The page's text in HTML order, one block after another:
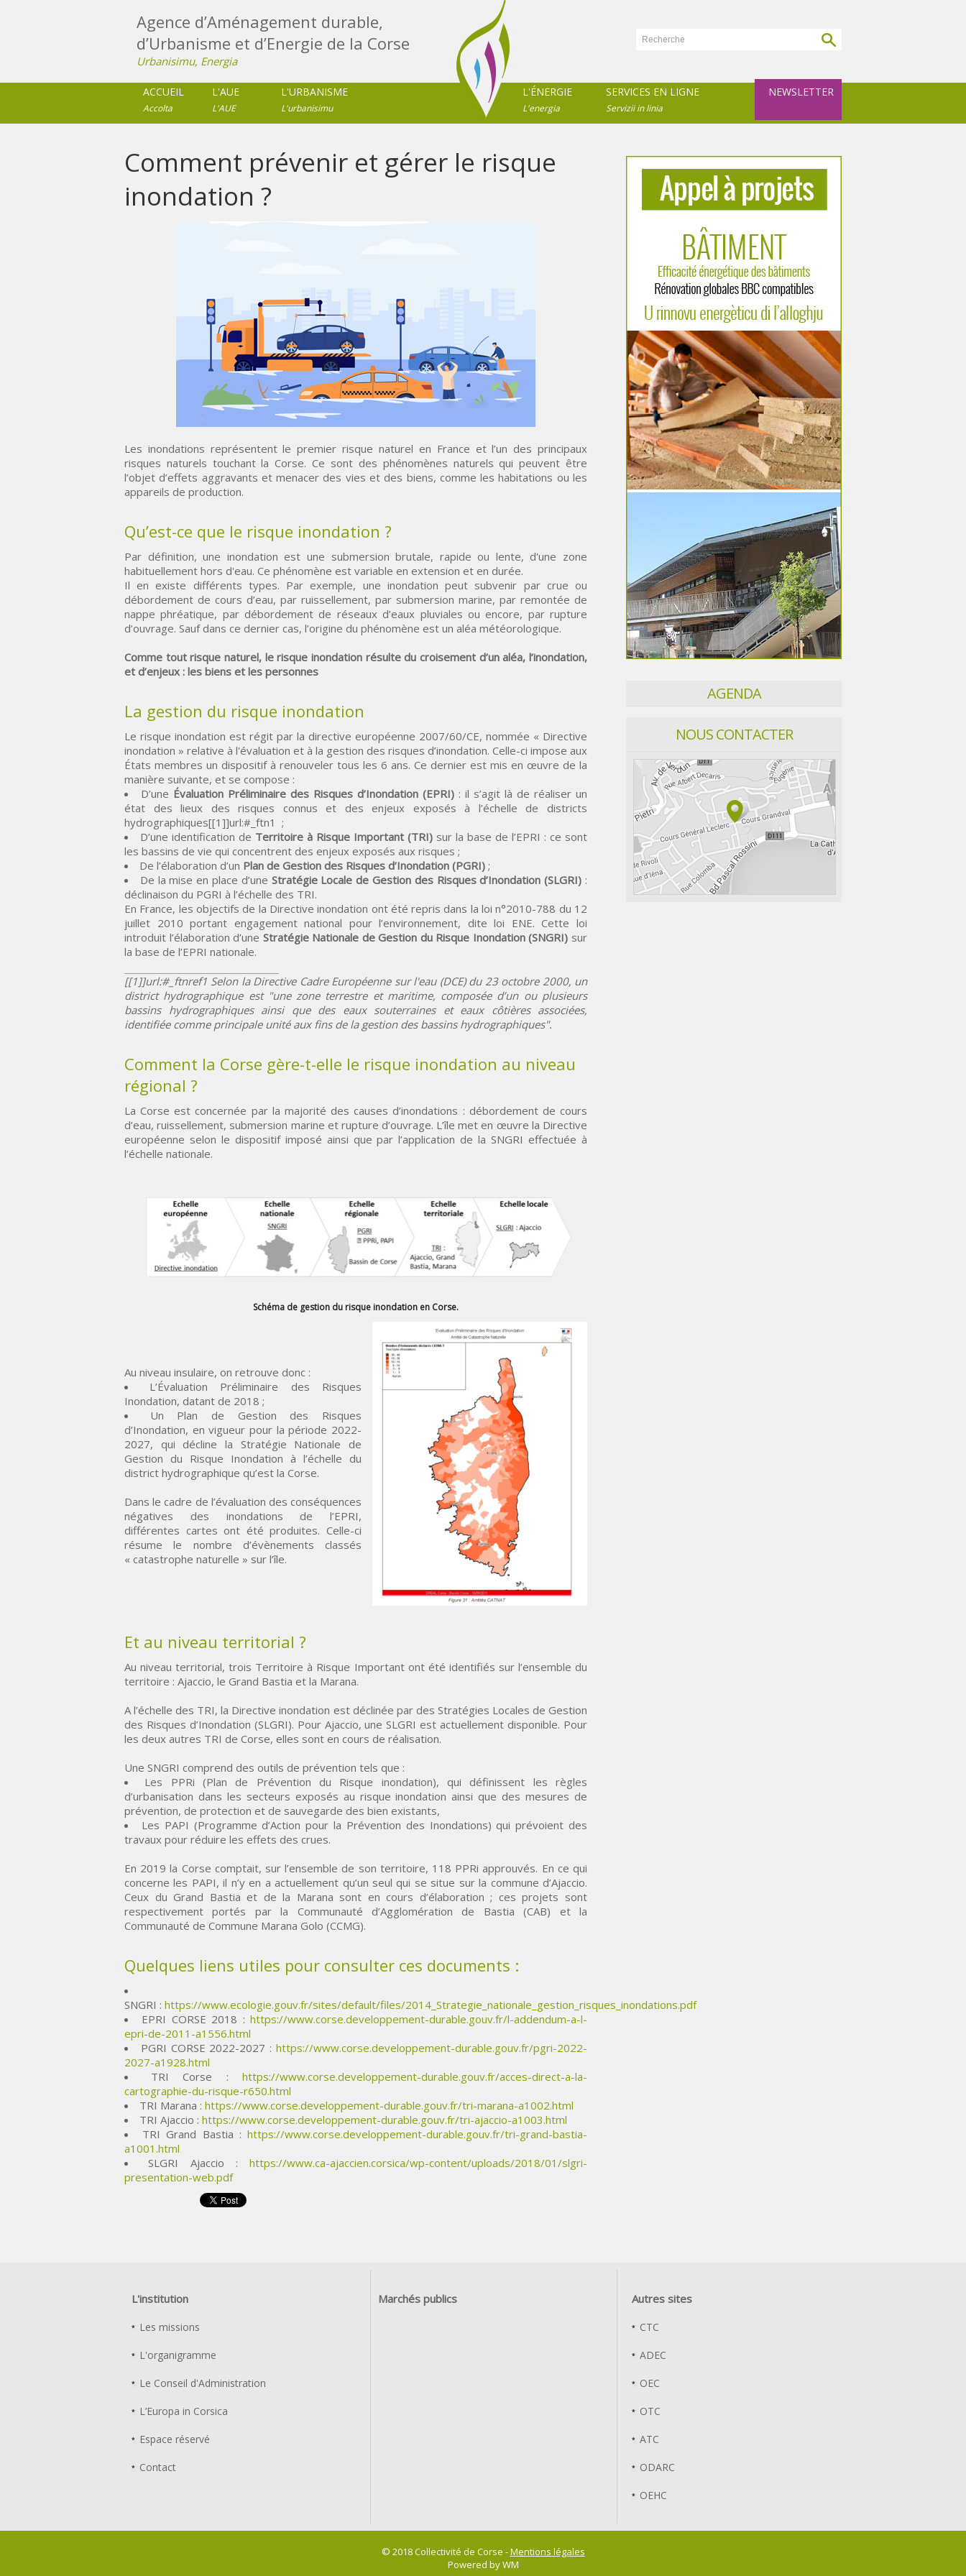
Agence d’Aménagement durable,
d’Urbanisme et d’Energie de la Corse
Urbanisimu, Energia
ACCUEIL
Accolta
L'AUE
L'AUE
L'URBANISME
L'urbanisimu
L'ÉNERGIE
L'energia
SERVICES EN LIGNE
Servizii in linia
NEWSLETTER
Comment prévenir et gérer le risque
inondation ?
Les inondations représentent le premier risque naturel en France et l’un des principaux
risques naturels touchant la Corse. Ce sont des phénomènes naturels qui peuvent être
l’objet d’effets aggravants et menacer des vies et des biens, comme les habitations ou les
appareils de production.
Qu’est-ce que le risque inondation ?
Par définition, une inondation est une submersion brutale, rapide ou lente, d'une zone
habituellement hors d'eau. Ce phénomène est variable en extension et en durée.
Il en existe différents types. Par exemple, une inondation peut subvenir par crue ou
débordement de cours d’eau, par ruissellement, par submersion marine, par remontée de
nappe phréatique, par débordement de réseaux d’eaux pluviales ou encore, par rupture
d’ouvrage. Sauf dans ce dernier cas, l’origine du phénomène est un aléa météorologique.
Comme tout risque naturel, le risque inondation résulte du croisement d’un aléa, l’inondation,
et d’enjeux : les biens et les personnes
La gestion du risque inondation
Le risque inondation est régit par la directive européenne 2007/60/CE, nommée « Directive
inondation » relative à l'évaluation et à la gestion des risques d’inondation. Celle-ci impose aux
États membres un dispositif à renouveler tous les 6 ans. Ce dernier est mis en œuvre de la
manière suivante, et se compose :
D’une Évaluation Préliminaire des Risques d’Inondation (EPRI) : il s’agit là de réaliser un
état des lieux des risques connus et des enjeux exposés à l’échelle de districts
hydrographiques[[1]]url:#_ftn1 ;
D’une identification de Territoire à Risque Important (TRI) sur la base de l’EPRI : ce sont
les bassins de vie qui concentrent des enjeux exposés aux risques ;
De l’élaboration d’un Plan de Gestion des Risques d’Inondation (PGRI) ;
De la mise en place d’une Stratégie Locale de Gestion des Risques d’Inondation (SLGRI) :
déclinaison du PGRI à l’échelle des TRI.
En France, les objectifs de la Directive inondation ont été repris dans la loi n°2010-788 du 12
juillet 2010 portant engagement national pour l’environnement, dite loi ENE. Cette loi
introduit l’élaboration d’une Stratégie Nationale de Gestion du Risque Inondation (SNGRI) sur
la base de l’EPRI nationale.
[[1]]url:#_ftnref1 Selon la Directive Cadre Européenne sur l'eau (DCE) du 23 octobre 2000, un
district hydrographique est "une zone terrestre et maritime, composée d’un ou plusieurs
bassins hydrographiques ainsi que des eaux souterraines et eaux côtières associées,
identifiée comme principale unité aux fins de la gestion des bassins hydrographiques".
Comment la Corse gère-t-elle le risque inondation au niveau
régional ?
La Corse est concernée par la majorité des causes d’inondations : débordement de cours
d’eau, ruissellement, submersion marine et rupture d’ouvrage. L’île met en œuvre la Directive
européenne selon le dispositif imposé ainsi que par l’application de la SNGRI effectuée à
l’échelle nationale.
Schéma de gestion du risque inondation en Corse.
Au niveau insulaire, on retrouve donc :
L’Évaluation Préliminaire des Risques
Inondation, datant de 2018 ;
Un Plan de Gestion des Risques
d’Inondation, en vigueur pour la période 2022-
2027, qui décline la Stratégie Nationale de
Gestion du Risque Inondation à l’échelle du
district hydrographique qu’est la Corse.
Dans le cadre de l’évaluation des conséquences
négatives des inondations de l’EPRI,
différentes cartes ont été produites. Celle-ci
résume le nombre d’évènements classés
« catastrophe naturelle » sur l’île.
Et au niveau territorial ?
Au niveau territorial, trois Territoire à Risque Important ont été identifiés sur l’ensemble du
territoire : Ajaccio, le Grand Bastia et la Marana.
A l’échelle des TRI, la Directive inondation est déclinée par des Stratégies Locales de Gestion
des Risques d’Inondation (SLGRI). Pour Ajaccio, une SLGRI est actuellement disponible. Pour
les deux autres TRI de Corse, elles sont en cours de réalisation.
Une SNGRI comprend des outils de prévention tels que :
Les PPRi (Plan de Prévention du Risque inondation), qui définissent les règles
d’urbanisation dans les secteurs exposés au risque inondation ainsi que des mesures de
prévention, de protection et de sauvegarde des bien existants,
Les PAPI (Programme d’Action pour la Prévention des Inondations) qui prévoient des
travaux pour réduire les effets des crues.
En 2019 la Corse comptait, sur l’ensemble de son territoire, 118 PPRi approuvés. En ce qui
concerne les PAPI, il n’y en a actuellement qu’un seul qui se situe sur la commune d’Ajaccio.
Ceux du Grand Bastia et de la Marana sont en cours d’élaboration ; ces projets sont
respectivement portés par la Communauté d’Agglomération de Bastia (CAB) et la
Communauté de Commune Marana Golo (CCMG).
Quelques liens utiles pour consulter ces documents :
SNGRI : https://www.ecologie.gouv.fr/sites/default/files/2014_Strategie_nationale_gestion_risques_inondations.pdf
EPRI CORSE 2018 :https://www.corse.developpement-durable.gouv.fr/l-addendum-a-l-
epri-de-2011-a1556.html
PGRI CORSE 2022-2027 :https://www.corse.developpement-durable.gouv.fr/pgri-2022-
2027-a1928.html
TRI Corse : https://www.corse.developpement-durable.gouv.fr/acces-direct-a-la-
cartographie-du-risque-r650.html
TRI Marana : https://www.corse.developpement-durable.gouv.fr/tri-marana-a1002.html
TRI Ajaccio : https://www.corse.developpement-durable.gouv.fr/tri-ajaccio-a1003.html
TRI Grand Bastia :https://www.corse.developpement-durable.gouv.fr/tri-grand-bastia-
a1001.html
SLGRI Ajaccio : https://www.ca-ajaccien.corsica/wp-content/uploads/2018/01/slgri-
presentation-web.pdf
AGENDA
NOUS CONTACTER
L'institution
Les missions
L'organigramme
Le Conseil d'Administration
L’Europa in Corsica
Espace réservé
Contact
Marchés publics Autres sites
CTC
ADEC
OEC
OTC
ATC
ODARC
OEHC
© 2018 Collectivité de Corse -Mentions légales
Powered by WM